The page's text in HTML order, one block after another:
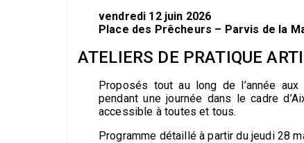
vendredi 12 juin 2026
Place des Prêcheurs – Parvis de la
ATELIERS DE PRATIQUE
Proposés tout au long de l’année
pendant une journée dans le cadre
accessible à toutes et tous.
Programme détaillé à partir du jeudi 28